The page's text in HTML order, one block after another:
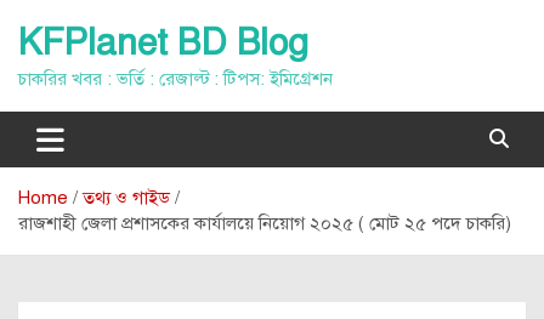
content
KFPlanet BD Blog
চাকরির খবর : ভর্তি : রেজাল্ট : টিপস: ইমিগ্রেশন
Home
তথ্য ও গাইড
রাজশাহী জেলা প্রশাসকের কার্যালয়ে নিয়োগ ২০২৫ ( মোট ২৫ পদে চাকরি)